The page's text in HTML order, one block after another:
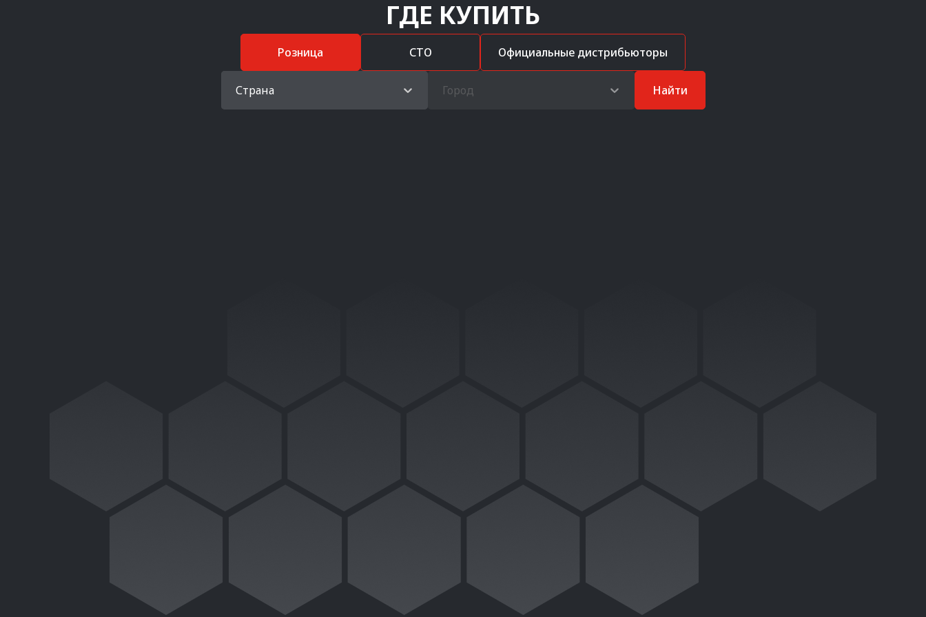
ГДЕ КУПИТЬ
Розница СТО Официальные дистрибьюторы
Страна Город Найти